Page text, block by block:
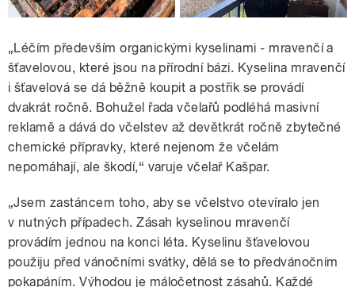
„Léčím především organickými kyselinami - mravenčí a
šťavelovou, které jsou na přírodní bázi. Kyselina mravenčí
i šťavelová se dá běžně koupit a postřik se provádí
dvakrát ročně. Bohužel řada včelařů podléhá masivní
reklamě a dává do včelstev až devětkrát ročně zbytečné
chemické přípravky, které nejenom že včelám
nepomáhají, ale škodí,“ varuje včelař Kašpar.
„Jsem zastáncem toho, aby se včelstvo otevíralo jen
v nutných případech. Zásah kyselinou mravenčí
provádím jednou na konci léta. Kyselinu šťavelovou
použiju před vánočními svátky, dělá se to předvánočním
pokapáním. Výhodou je máločetnost zásahů. Každé